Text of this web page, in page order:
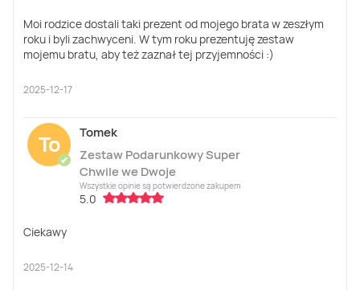
Moi rodzice dostali taki prezent od mojego brata w zeszłym
roku i byli zachwyceni. W tym roku prezentuję zestaw
mojemu bratu, aby też zaznał tej przyjemności :)
2025-12-17
To
✔
Tomek
Zestaw Podarunkowy Super
Chwile we Dwoje
Wszystkie opinie są potwierdzone zakupem
5.0
Ciekawy
2025-12-14